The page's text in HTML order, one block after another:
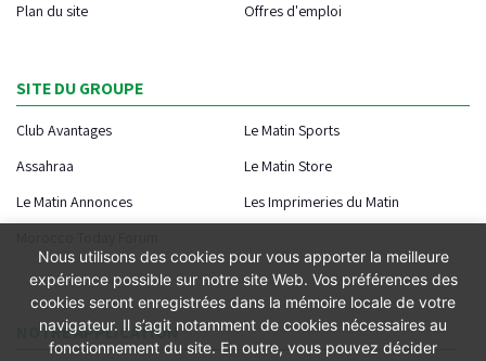
Plan du site
Offres d'emploi
SITE DU GROUPE
Club Avantages
Le Matin Sports
Assahraa
Le Matin Store
Le Matin Annonces
Les Imprimeries du Matin
NOTRE APPLICATION
Nous utilisons des cookies pour vous apporter la meilleure
expérience possible sur notre site Web. Vos préférences des
cookies seront enregistrées dans la mémoire locale de votre
navigateur. Il s’agit notamment de cookies nécessaires au
fonctionnement du site. En outre, vous pouvez décider